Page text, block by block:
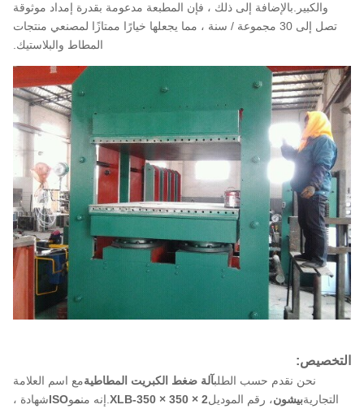
والكبير.بالإضافة إلى ذلك ، فإن المطبعة مدعومة بقدرة إمداد موثوقة
تصل إلى 30 مجموعة / سنة ، مما يجعلها خيارًا ممتازًا لمصنعي منتجات
المطاط والبلاستيك.
التخصيص:
نحن نقدم حسب الطلبآلة ضغط الكبريت المطاطيةمع اسم العلامة
التجاريةبيشون، رقم الموديلXLB-350 × 350 × 2 .إنه منموISOشهادة ،